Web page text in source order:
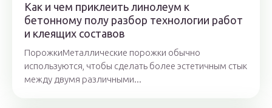
Как и чем приклеить линолеум к
бетонному полу разбор технологии работ
и клеящих составов
ПорожкиМеталлические порожки обычно
используются, чтобы сделать более эстетичным стык
между двумя различными...